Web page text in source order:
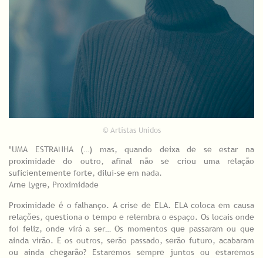
© Artistas Unidos
"UMA ESTRANHA (…) mas, quando deixa de se estar na
proximidade do outro, afinal não se criou uma relação
suficientemente forte, dilui-se em nada.
Arne Lygre, Proximidade
Proximidade é o falhanço. A crise de ELA. ELA coloca em causa
relações, questiona o tempo e relembra o espaço. Os locais onde
foi feliz, onde virá a ser… Os momentos que passaram ou que
ainda virão. E os outros, serão passado, serão futuro, acabaram
ou ainda chegarão? Estaremos sempre juntos ou estaremos